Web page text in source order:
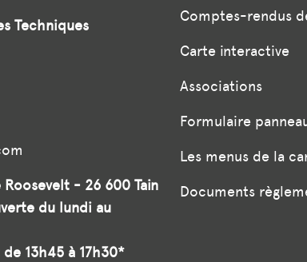
Techniques
Roosevelt - 26 600 Tain
du lundi au
13h45 à 17h30*
Comptes-rendus
Carte interactive
Associations
Formulaire
Les menus de la
Documents